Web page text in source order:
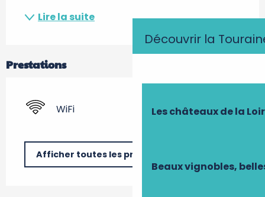
Découvrir la
Les châteaux de la
Beaux vignobles,
Lire la suite
Prestations
WiFi
Afficher toutes les prestations